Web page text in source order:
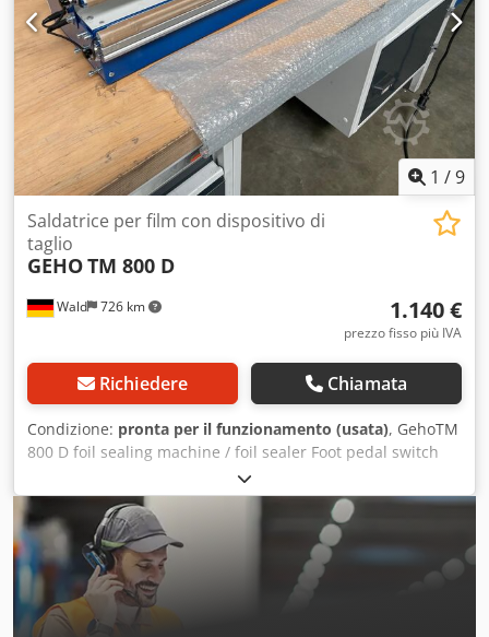
1 /9
Wald 726 km
Saldatrice per film con dispositivo di
taglio
GEHOTM 800 D
1.140 €
prezzo fisso più IVA
Richiedere Chiamata
Condizione: pronta per il funzionamento (usata), GehoTM
800 D foil sealing machine / foil sealer Foot pedal switch
Seam length: 820 mm Seam width: 3 mm With integrated
cutting device You are welcome to arrange a viewing. We
are also happy to organize an affordable shipping service
for you! Crsdpfx Asxfh D Ejnmsf You will receive a proper
invoice. For international customers, we can also issue a
net invoice, provided you have a valid VAT ID number.
Subject to prior sale. Visit our shop and check out our